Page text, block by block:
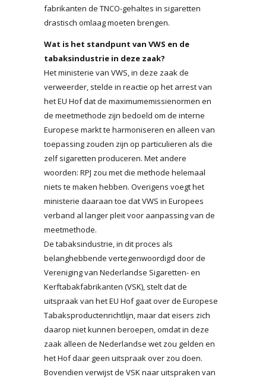
fabrikanten de TNCO-gehaltes in sigaretten
drastisch omlaag moeten brengen.
Wat is het standpunt van VWS en de
tabaksindustrie in deze zaak?
Het ministerie van VWS, in deze zaak de
verweerder, stelde in reactie op het arrest van
het EU Hof dat de maximumemissienormen en
de meetmethode zijn bedoeld om de interne
Europese markt te harmoniseren en alleen van
toepassing zouden zijn op particulieren als die
zelf sigaretten produceren. Met andere
woorden: RPJ zou met die methode helemaal
niets te maken hebben. Overigens voegt het
ministerie daaraan toe dat VWS in Europees
verband al langer pleit voor aanpassing van de
meetmethode.
De tabaksindustrie, in dit proces als
belanghebbende vertegenwoordigd door de
Vereniging van Nederlandse Sigaretten- en
Kerftabakfabrikanten (VSK), stelt dat de
uitspraak van het EU Hof gaat over de Europese
Tabaksproductenrichtlijn, maar dat eisers zich
daarop niet kunnen beroepen, omdat in deze
zaak alleen de Nederlandse wet zou gelden en
het Hof daar geen uitspraak over zou doen.
Bovendien verwijst de VSK naar uitspraken van